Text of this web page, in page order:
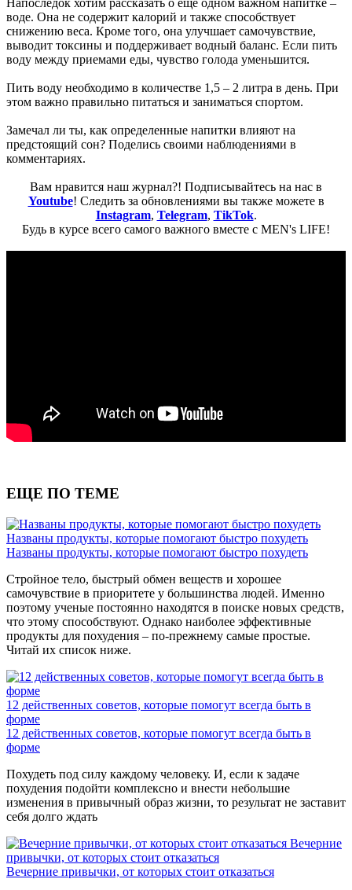
Напоследок хотим рассказать о еще одном важном напитке –
воде. Она не содержит калорий и также способствует
снижению веса. Кроме того, она улучшает самочувствие,
выводит токсины и поддерживает водный баланс. Если пить
воду между приемами еды, чувство голода уменьшится.
Пить воду необходимо в количестве 1,5 – 2 литра в день. При
этом важно правильно питаться и заниматься спортом.
Замечал ли ты, как определенные напитки влияют на
предстоящий сон? Поделись своими наблюдениями в
комментариях.
Вам нравится наш журнал?! Подписывайтесь на нас в
Youtube! Следить за обновлениями вы также можете в
Instagram, Telegram, TikTok.
Будь в курсе всего самого важного вместе с MEN's LIFE!
ЕЩЕ ПО ТЕМЕ
Названы продукты, которые помогают быстро похудеть
Названы продукты, которые помогают быстро похудеть
Стройное тело, быстрый обмен веществ и хорошее
самочувствие в приоритете у большинства людей. Именно
поэтому ученые постоянно находятся в поиске новых средств,
что этому способствуют. Однако наиболее эффективные
продукты для похудения – по-прежнему самые простые.
Читай их список ниже.
12 действенных советов, которые помогут всегда быть в
форме
12 действенных советов, которые помогут всегда быть в
форме
Похудеть под силу каждому человеку. И, если к задаче
похудения подойти комплексно и внести небольшие
изменения в привычный образ жизни, то результат не заставит
себя долго ждать
Вечерние
привычки, от которых стоит отказаться
Вечерние привычки, от которых стоит отказаться